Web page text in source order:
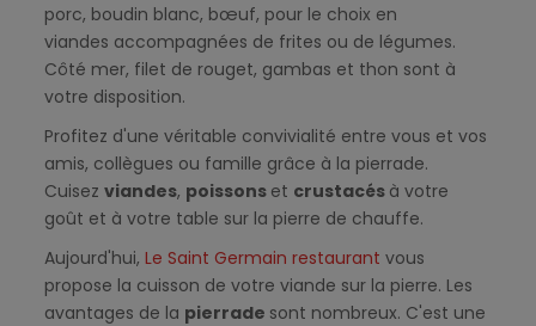
porc, boudin blanc, bœuf, pour le choix en
viandes accompagnées de frites ou de légumes.
Côté mer, filet de rouget, gambas et thon sont à
votre disposition.
Profitez d'une véritable convivialité entre vous et vos
amis, collègues ou famille grâce à la pierrade.
Cuisez viandes, poissons et crustacés à votre
goût et à votre table sur la pierre de chauffe.
Aujourd'hui, Le Saint Germain restaurant vous
propose la cuisson de votre viande sur la pierre. Les
avantages de la pierrade sont nombreux. C'est une